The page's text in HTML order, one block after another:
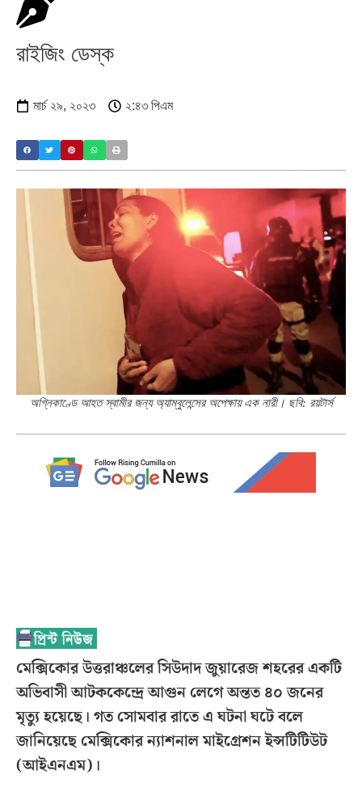
রাইজিং ডেস্ক
মার্চ ২৯, ২০২৩ ২:৪৩ পিএম
অগ্নিকাণ্ডে আহত স্বামীর জন্য অ্যাম্বুলেন্সের অপেক্ষায় এক নারী। ছবি: রয়টার্স
মেক্সিকোর উত্তরাঞ্চলের সিউদাদ জুয়ারেজ শহরের একটি
অভিবাসী আটককেন্দ্রে আগুন লেগে অন্তত ৪০ জনের
মৃত্যু হয়েছে। গত সোমবার রাতে এ ঘটনা ঘটে বলে
জানিয়েছে মেক্সিকোর ন্যাশনাল মাইগ্রেশন ইন্সটিটিউট
(আইএনএম)।